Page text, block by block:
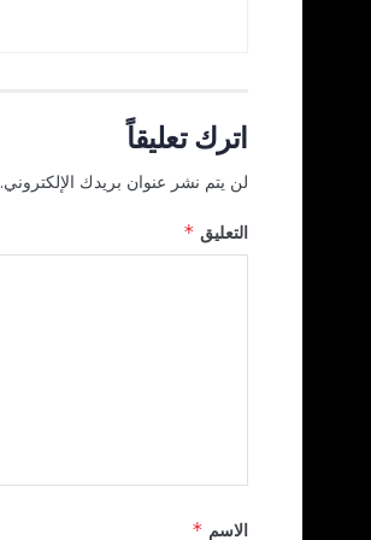
اترك تعليقاً
لن يتم نشر عنوان بريدك الإلكتروني.
التعليق *
الاسم *